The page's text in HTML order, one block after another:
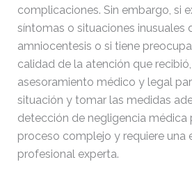
complicaciones. Sin embargo, si
síntomas o situaciones inusuales
amniocentesis o si tiene
calidad de la atención que
asesoramiento médico y legal
situación y tomar las medidas
detección de negligencia médica
proceso complejo y requiere una
profesional experta.